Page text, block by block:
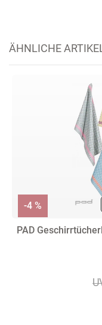
ÄHNLICHE
PAD
-4 %